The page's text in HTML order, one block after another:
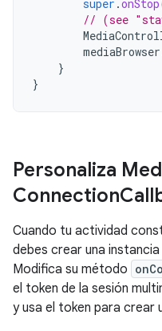
super .onStop
// (see
mediaBrowser
}
}
Personaliza
Connection
Cuando tu actividad
debes crear una
Modifica su método
el token de la sesión
y usa el token para crear